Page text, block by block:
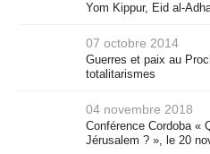
Yom Kippur, Eid al-
07 octobre 2014
Guerres et paix au
totalitarismes
04 novembre 2018
Conférence Cordoba «
Jérusalem ? », le 20